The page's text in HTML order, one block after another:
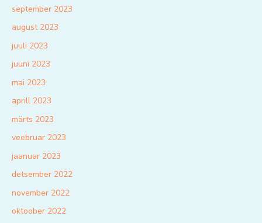
september 2023
august 2023
juuli 2023
juuni 2023
mai 2023
aprill 2023
märts 2023
veebruar 2023
jaanuar 2023
detsember 2022
november 2022
oktoober 2022